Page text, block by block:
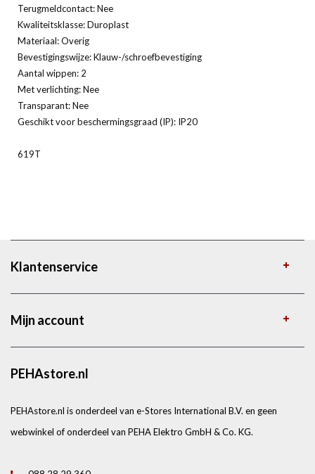
Terugmeldcontact: Nee
Kwaliteitsklasse: Duroplast
Materiaal: Overig
Bevestigingswijze: Klauw-/schroefbevestiging
Aantal wippen: 2
Met verlichting: Nee
Transparant: Nee
Geschikt voor beschermingsgraad (IP): IP20
619T
Klantenservice
Mijn account
PEHAstore.nl
PEHAstore.nl is onderdeel van e-Stores International B.V. en geen
webwinkel of onderdeel van PEHA Elektro GmbH & Co. KG.